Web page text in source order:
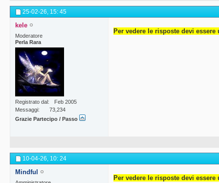
25-02-26, 15: 45
kele
Moderatore
Perla Rara
Registrato dal
Feb 2005
Messaggi
73,234
Grazie Partecipo / Passo
Per vedere le risposte devi
10-04-26, 10: 24
Mindful
Per vedere le risposte devi essere